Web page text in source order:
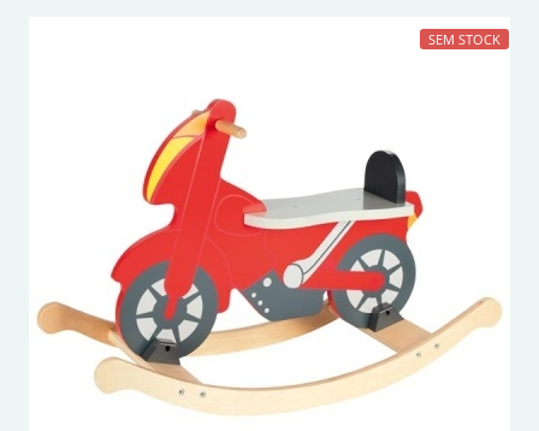
SEM STOCK